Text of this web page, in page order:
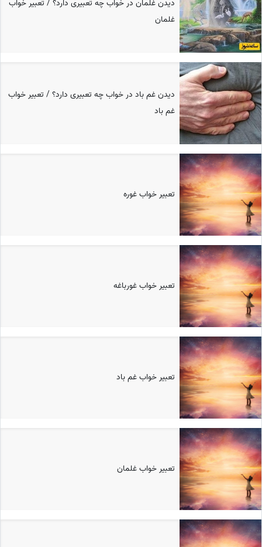
دیدن غلمان در خواب چه تعبیری دارد؟ / تعبیر خواب
غلمان
دیدن غم باد در خواب چه تعبیری دارد؟ / تعبیر خواب
غم باد
تعبیر خواب غوره
تعبیر خواب غورباغه
تعبیر خواب غم باد
تعبیر خواب غلمان